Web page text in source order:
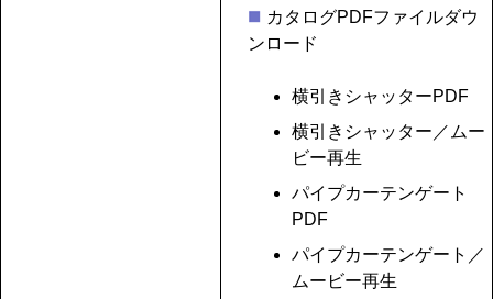
カタログPDFファイルダウ
ンロード
横引きシャッターPDF
横引きシャッター／ムー
ビー再生
パイプカーテンゲート
PDF
パイプカーテンゲート／
ムービー再生